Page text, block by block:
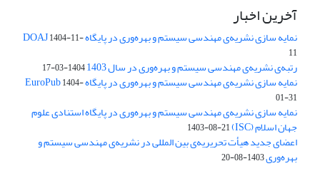
آخرین اخبار
نمایه سازی نشریه‌ی مهندسی سیستم و بهره‌وری در پایگاه DOAJ1404-11-
11
رتبه‌ی نشریه‌ی مهندسی سیستم و بهره‌وری در سال 1403 1404-03-17
نمایه سازی نشریه‌ی مهندسی سیستم و بهره‌وری در پایگاه EuroPub1404-
01-31
نمایه سازی نشریه‌ی مهندسی سیستم و بهره‌وری در پایگاه استنادی علوم
جهان اسلام (ISC) 1403-08-21
اعضای جدید هیأت تحریریه‌ی بین المللی در نشریه‌ی مهندسی سیستم و
بهره‌وری1403-08-20